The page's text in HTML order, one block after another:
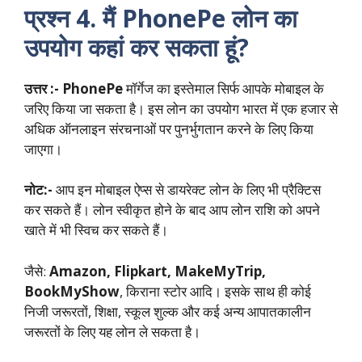
प्रश्न 4. मैं PhonePe लोन का
उपयोग कहां कर सकता हूं?
उत्तर :- PhonePeमॉर्गेज का इस्तेमाल सिर्फ आपके मोबाइल के
जरिए किया जा सकता है। इस लोन का उपयोग भारत में एक हजार से
अधिक ऑनलाइन संरचनाओं पर पुनर्भुगतान करने के लिए किया
जाएगा।
नोट:- आप इन मोबाइल ऐप्स से डायरेक्ट लोन के लिए भी प्रैक्टिस
कर सकते हैं। लोन स्वीकृत होने के बाद आप लोन राशि को अपने
खाते में भी स्विच कर सकते हैं।
जैसे: Amazon, Flipkart, MakeMyTrip,
BookMyShow, किराना स्टोर आदि। इसके साथ ही कोई
निजी जरूरतों, शिक्षा, स्कूल शुल्क और कई अन्य आपातकालीन
जरूरतों के लिए यह लोन ले सकता है।